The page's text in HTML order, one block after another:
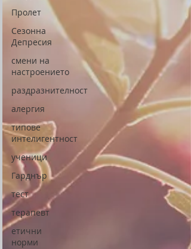
Пролет
Сезонна
Депресия
смени на
настроението
раздразнителност
алергия
типове
интелигентност
ученици
Гарднър
тест
терапевт
етични
норми